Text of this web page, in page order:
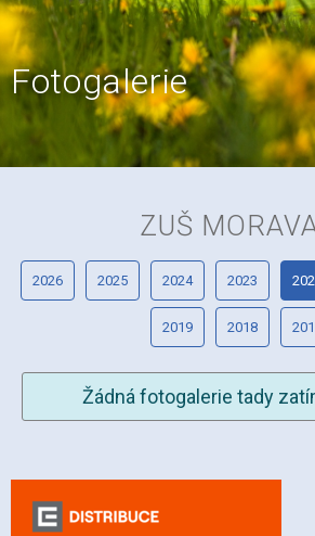
Fotogalerie
ZUŠ
2026 2025 2024 2023
2019 2018
Žádná fotogalerie tady